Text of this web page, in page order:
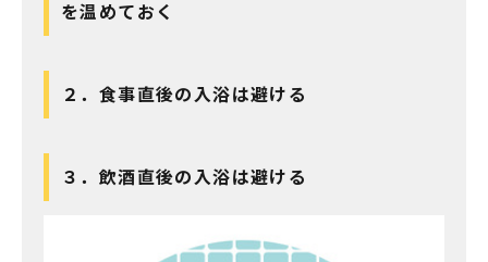
を温めておく
２．食事直後の入浴は避ける
３．飲酒直後の入浴は避ける